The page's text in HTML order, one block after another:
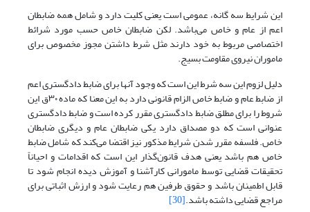
این شرایط سه گانه، عمومی است یعنی کلیت دارد و شامل همه ضابطان
اعم از عام و خاص می‌باشد. لکن ضابطان خاص حسب مورد شرائط
اختصاصی مربوط به خود دارند مثل شرط داشتن مجوز مخصوص برای
ماموران نیروی مقاومت بسیج.
دلیل لزوم این سه شرط این است که وجود آنها برای ضابط دادگستری اعم
از ضابط عام و ضابط خاص الزام قانونی دارد به این معنا که ماده ۳۰ق این
شروط را برای مطلق ضابط دادگستری مقرر کرده است و ضابط دادگستری
عنوانی است که دو مصداق دارد یکی ضابطان عام و دیگری ضابطان
خاص. فلسفه مقرر شدن شرایط مذکور نیز اقتضا می‌کند که شامل ضابط
خاص هم باشد یعنی هدف قانون‌گذار این است که اقدامات و احیاناً
تحقیقات قضایی توسط مامورانی کارآشنا و آموزش دیده انجام شود تا
قابل اطمینان باشد و حقوق طرفین هم رعایت شود و ارزش اثباتی برای
مراجع قضایی داشته باشد.[30]